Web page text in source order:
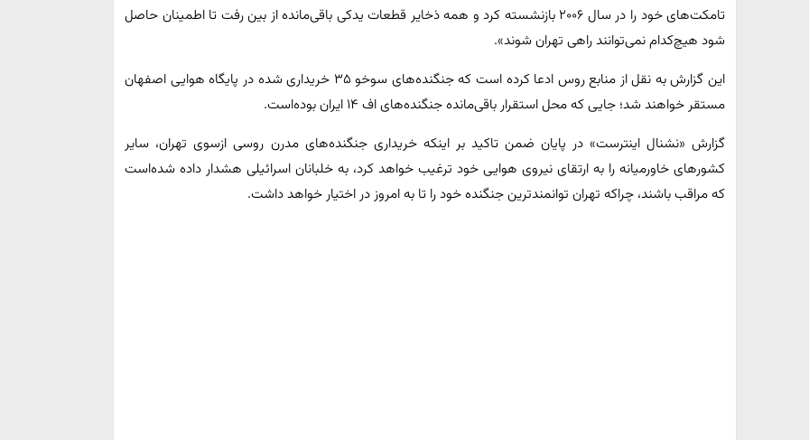
تامکت‌های خود را در سال ۲۰۰۶ بازنشسته کرد و همه ذخایر قطعات یدکی باقی‌مانده از بین رفت تا اطمینان حاصل
شود هیچ‌کدام نمی‌توانند راهی تهران شوند».
این گزارش به نقل از منابع روس ادعا کرده است که جنگنده‌های سوخو ۳۵ خریداری شده در پایگاه هوایی اصفهان
مستقر خواهند شد؛ جایی که محل استقرار باقی‌مانده جنگنده‌های اف ۱۴ ایران بوده‌است.
گزارش «نشنال اینترست» در پایان ضمن تاکید بر اینکه خریداری جنگنده‌های مدرن روسی ازسوی تهران، سایر
کشورهای خاورمیانه را به ارتقای نیروی هوایی خود ترغیب خواهد کرد، به خلبانان اسرائیلی هشدار داده شده‌است
که مراقب باشند، چراکه تهران توانمندترین جنگنده خود را تا به امروز در اختیار خواهد داشت.